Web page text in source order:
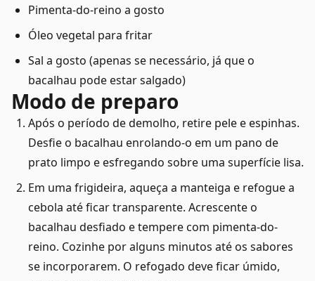
Pimenta-do-reino a gosto
Óleo vegetal para fritar
Sal a gosto (apenas se necessário, já que o
bacalhau pode estar salgado)
Modo de preparo
Após o período de demolho, retire pele e espinhas.
Desfie o bacalhau enrolando-o em um pano de
prato limpo e esfregando sobre uma superfície lisa.
Em uma frigideira, aqueça a manteiga e refogue a
cebola até ficar transparente. Acrescente o
bacalhau desfiado e tempere com pimenta-do-
reino. Cozinhe por alguns minutos até os sabores
se incorporarem. O refogado deve ficar úmido,